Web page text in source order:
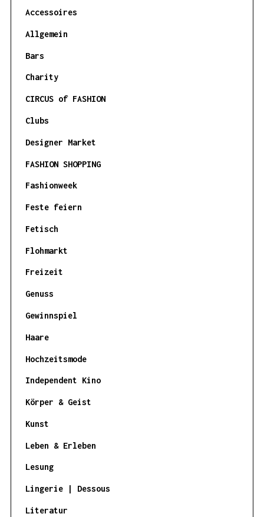
Accessoires
Allgemein
Bars
Charity
CIRCUS of FASHION
Clubs
Designer Market
FASHION SHOPPING
Fashionweek
Feste feiern
Fetisch
Flohmarkt
Freizeit
Genuss
Gewinnspiel
Haare
Hochzeitsmode
Independent Kino
Körper & Geist
Kunst
Leben & Erleben
Lesung
Lingerie | Dessous
Literatur